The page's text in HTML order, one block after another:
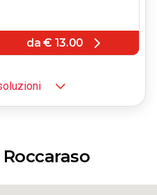
da € 13.00